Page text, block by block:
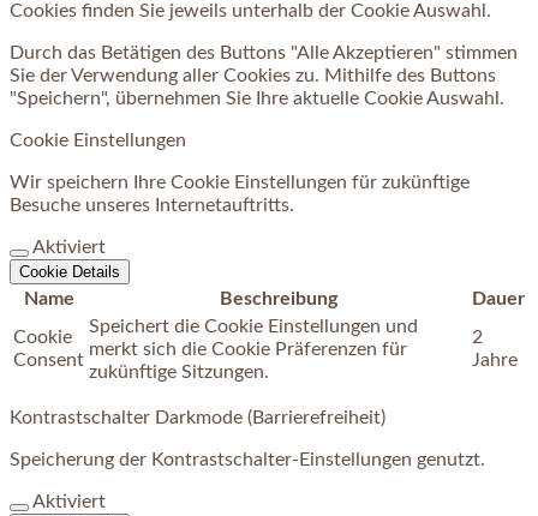
Cookies finden Sie jeweils unterhalb der Cookie Auswahl.
Durch das Betätigen des Buttons "Alle Akzeptieren" stimmen
Sie der Verwendung aller Cookies zu. Mithilfe des Buttons
"Speichern", übernehmen Sie Ihre aktuelle Cookie Auswahl.
Cookie Einstellungen
Wir speichern Ihre Cookie Einstellungen für zukünftige
Besuche unseres Internetauftritts.
Aktiviert
Cookie Details
Name Beschreibung
Dauer
Cookie
Consent
Speichert die Cookie Einstellungen und
merkt sich die Cookie Präferenzen für
zukünftige Sitzungen.
2
Jahre
Kontrastschalter Darkmode (Barrierefreiheit)
Speicherung der Kontrastschalter-Einstellungen genutzt.
Aktiviert